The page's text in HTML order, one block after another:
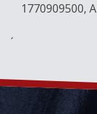
1770909500,
´